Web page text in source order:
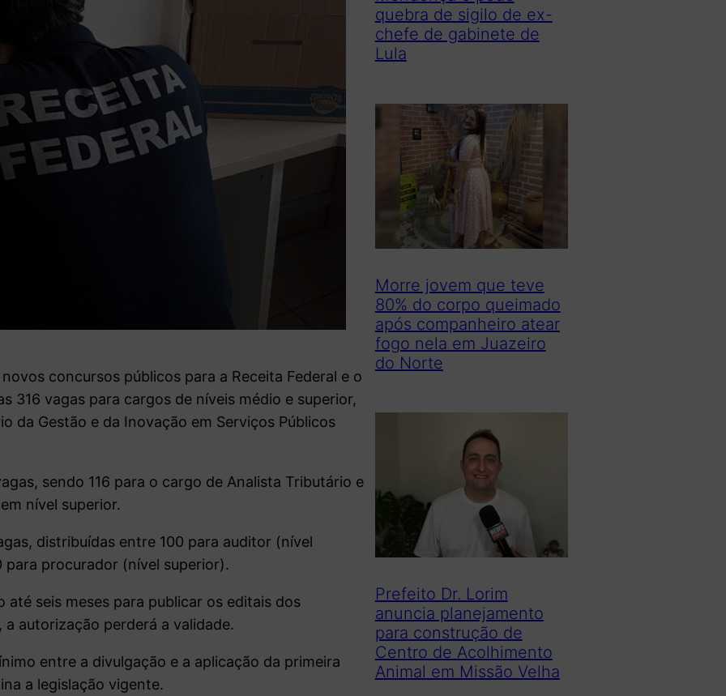
concursos públicos para a Receita Federal e o
316 vagas para cargos de níveis médio e superior,
da Gestão e da Inovação em Serviços Públicos
sendo 116 para o cargo de Analista Tributário e
nível superior.
distribuídas entre 100 para auditor (nível
procurador (nível superior).
seis meses para publicar os editais dos
autorização perderá a validade.
entre a divulgação e a aplicação da primeira
a legislação vigente.
quebra de sigilo de ex-
chefe de gabinete de
Lula
Morre jovem que teve
80% do corpo queimado
após companheiro atear
fogo nela em Juazeiro
do Norte
Prefeito Dr. Lorim
anuncia planejamento
para construção de
Centro de Acolhimento
Animal em Missão Velha